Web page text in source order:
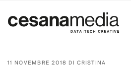
contenuto
PUBBLICATO
11 NOVEMBRE 2018 DI CRISTINA